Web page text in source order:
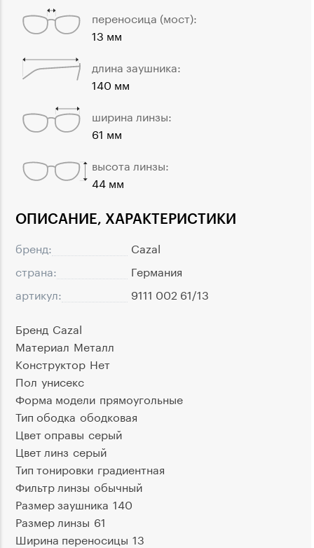
ОПИСАНИЕ, ХАРАКТЕРИСТИКИ
бренд:
Cazal
страна:
Германия
артикул:
9111 002 61/13
Бренд Cazal
Материал Металл
Конструктор Нет
Пол унисекс
Форма модели прямоугольные
Тип ободка ободковая
Цвет оправы серый
Цвет линз серый
Тип тонировки градиентная
Фильтр линзы обычный
Размер заушника 140
Размер линзы 61
Ширина переносицы 13
переносица (мост):
13 мм
длина заушника:
140 мм
ширина линзы:
61 мм
высота линзы:
44 мм